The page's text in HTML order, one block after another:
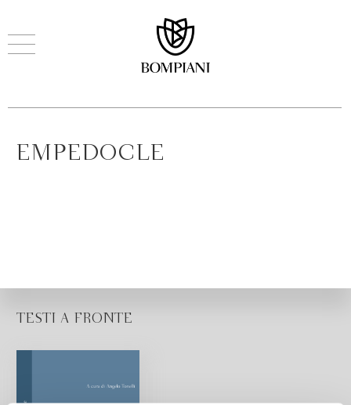
EMPEDOCLE
TESTI A FRONTE